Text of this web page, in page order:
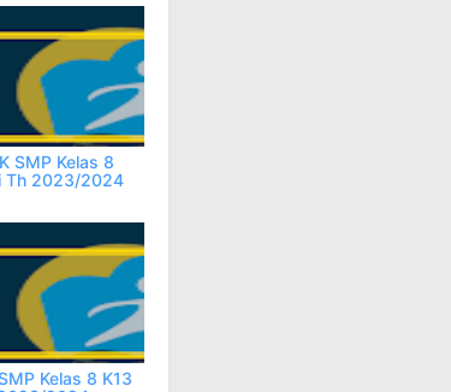
SMP Kelas 8
Th 2023/2024
Kelas 8 K13